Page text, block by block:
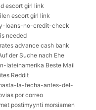
escort girl link
escort girl link
loans-no-credit-check
needed
advance cash bank
der Suche nach Ehe
lateinamerika Beste Mail
Reddit
la-fecha-antes-del-
por correo
postimyynti morsiamen